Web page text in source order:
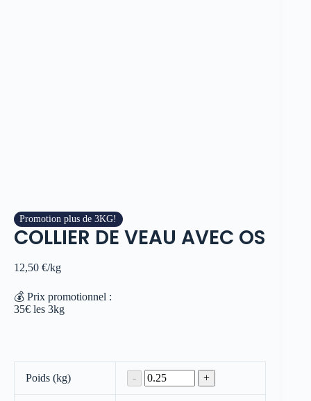
Promotion plus de 3KG!
COLLIER DE VEAU AVEC OS
12,50 €/kg
💰 Prix promotionnel :
35€ les 3kg
Poids (kg)